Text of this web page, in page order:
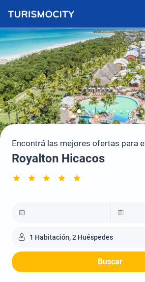
Encontrá las mejores ofertas para el
Royalton Hicacos
1 Habitación, 2 Huéspedes
Buscar